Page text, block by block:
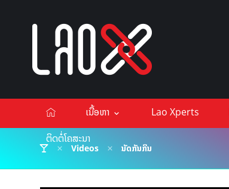
ເນື້ອຫາ Lao Xperts
ຕິດຕໍ່ໂຄສະນາ
Videos ນັດກັນກິນ